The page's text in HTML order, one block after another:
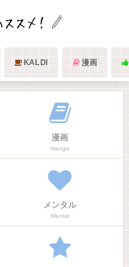
KALDI 漫画
漫画
manga
メンタル
Mental